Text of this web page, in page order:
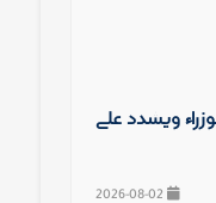
ويشدد على